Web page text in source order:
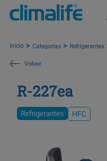
Inicio Categorías Refrigerantes
Volver
R-227ea
Refrigerantes HFC